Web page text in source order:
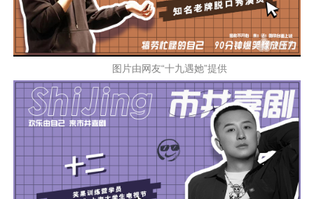
图片由网友“十九遇她”提供